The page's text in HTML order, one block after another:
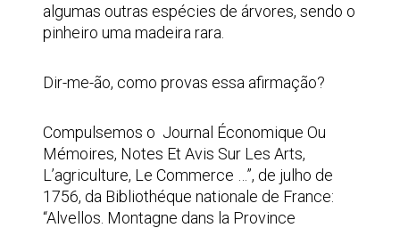
algumas outras espécies de árvores, sendo o
pinheiro uma madeira rara.
Dir-me-ão, como provas essa afirmação?
Compulsemos o Journal Économique Ou
Mémoires, Notes Et Avis Sur Les Arts,
L’agriculture, Le Commerce …”, de julho de
1756, da Bibliothéque nationale de France:
“Alvellos. Montagne dans la Province